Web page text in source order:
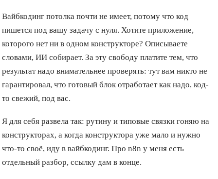
Вайбкодинг потолка почти не имеет, потому что код
пишется под вашу задачу с нуля. Хотите приложение,
которого нет ни в одном конструкторе? Описываете
словами, ИИ собирает. За эту свободу платите тем, что
результат надо внимательнее проверять: тут вам никто не
гарантировал, что готовый блок отработает как надо, код-
то свежий, под вас.
Я для себя развела так: рутину и типовые связки гоняю на
конструкторах, а когда конструктора уже мало и нужно
что-то своё, иду в вайбкодинг. Про n8n у меня есть
отдельный разбор, ссылку дам в конце.